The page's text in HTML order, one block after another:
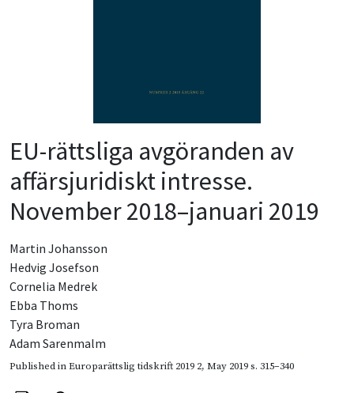
EU-rättsliga avgöranden av
affärsjuridiskt intresse.
November 2018–januari 2019
Martin Johansson
Hedvig Josefson
Cornelia Medrek
Ebba Thoms
Tyra Broman
Adam Sarenmalm
Published inEuroparättslig tidskrift 2019 2, May 2019s. 315–340